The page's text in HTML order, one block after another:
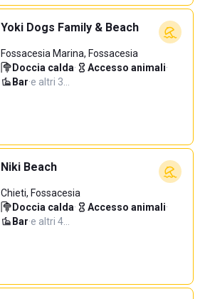
Yoki Dogs Family & Beach
Fossacesia Marina, Fossacesia
Doccia calda· Accesso animali·
Bar·e altri 3…
Niki Beach
Chieti, Fossacesia
Doccia calda· Accesso animali·
Bar·e altri 4…